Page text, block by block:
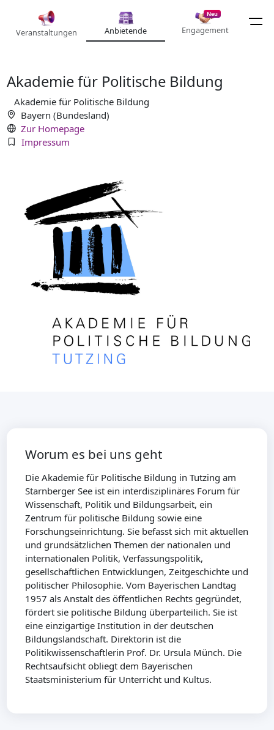
Veranstaltungen Anbietende
Neu
Engagement
Akademie für Politische Bildung
Akademie für Politische Bildung
Bayern (Bundesland)
Zur Homepage
Impressum
Worum es bei uns geht
Die Akademie für Politische Bildung in Tutzing am
Starnberger See ist ein interdisziplinäres Forum für
Wissenschaft, Politik und Bildungsarbeit, ein
Zentrum für politische Bildung sowie eine
Forschungseinrichtung. Sie befasst sich mit aktuellen
und grundsätzlichen Themen der nationalen und
internationalen Politik, Verfassungspolitik,
gesellschaftlichen Entwicklungen, Zeitgeschichte und
politischer Philosophie. Vom Bayerischen Landtag
1957 als Anstalt des öffentlichen Rechts gegründet,
fördert sie politische Bildung überparteilich. Sie ist
eine einzigartige Institution in der deutschen
Bildungslandschaft. Direktorin ist die
Politikwissenschaftlerin Prof. Dr. Ursula Münch. Die
Rechtsaufsicht obliegt dem Bayerischen
Staatsministerium für Unterricht und Kultus.